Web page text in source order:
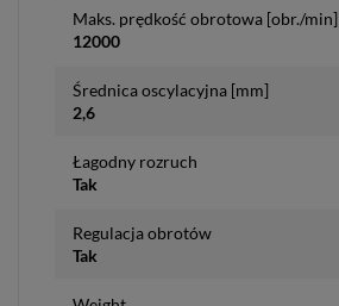
Maks. prędkość obrotowa [obr./min]
12000
Średnica oscylacyjna [mm]
2,6
Łagodny rozruch
Tak
Regulacja obrotów
Tak